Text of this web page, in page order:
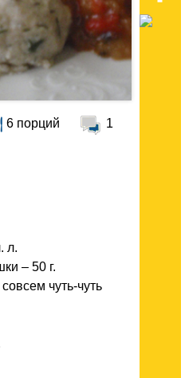
6 порций 1
л.
– 50 г.
чуть-чуть